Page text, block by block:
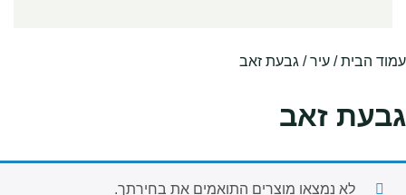
עמוד הבית/ עיר / גבעת זאב
גבעת זאב
לא נמצאו מוצרים התואמים את בחירתך.